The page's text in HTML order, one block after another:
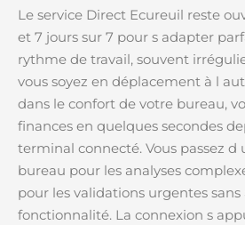
Le service Direct Ecureuil reste
et 7 jours sur 7 pour s adapter
rythme de travail, souvent
vous soyez en déplacement à l
dans le confort de votre bureau,
finances en quelques secondes
terminal connecté. Vous passez
bureau pour les analyses
pour les validations urgentes
fonctionnalité. La connexion s